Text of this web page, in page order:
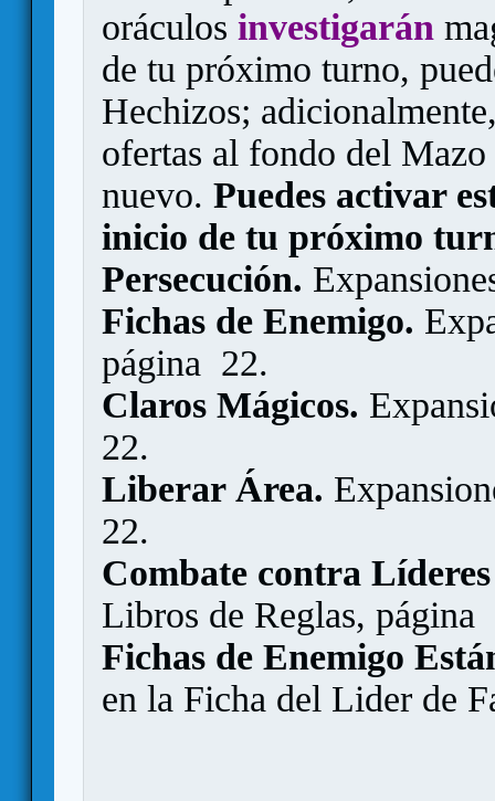
oráculos investigarán
de tu próximo turno,
Hechizos;
ofertas al fondo del
nuevo. Puedes activar
inicio de tu próximo
Persecución.
Fichas de Enemigo.
página 22.
Claros Mágicos.
22.
Liberar Área.
22.
Combate contra
Libros de Reglas,
Fichas de Enemigo
en la Ficha del Lider de